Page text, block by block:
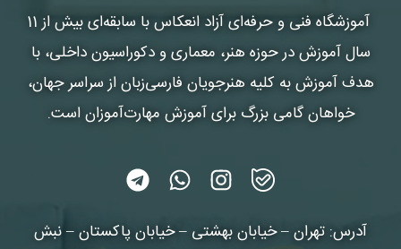
آموزشگاه فنی و حرفه‌ای آزاد انعکاس
با سابقه‌ای بیش از 11
سال آموزش در حوزه هنر، معماری و دکوراسیون داخلی، با
هدف آموزش به کلیه هنرجویان فارسی‌زبان از سراسر جهان،
خواهان گامی بزرگ برای آموزش مهارت‌آموزان است.
آدرس: تهران – خیابان بهشتی – خیابان پاکستان – نبش